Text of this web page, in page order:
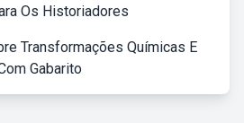
Os Historiadores
Transformações Químicas E
Gabarito